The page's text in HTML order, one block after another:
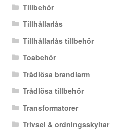
Tillbehör
Tillhållarlås
Tillhållarlås tillbehör
Toabehör
Trådlösa brandlarm
Trådlösa tillbehör
Transformatorer
Trivsel & ordningsskyltar